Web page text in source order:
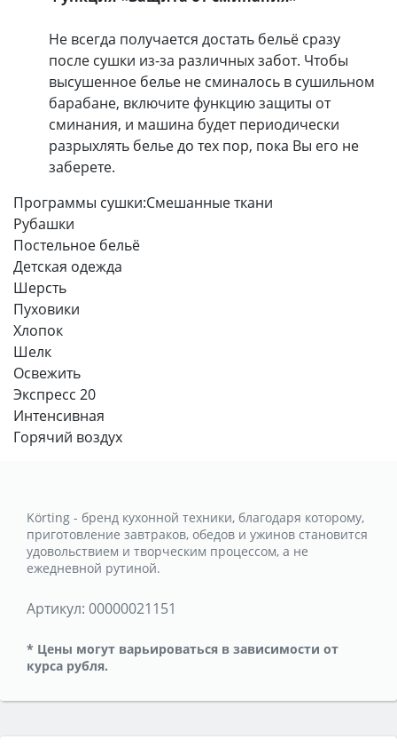
Не всегда получается достать бельё сразу
после сушки из-за различных забот. Чтобы
высушенное белье не сминалось в сушильном
барабане, включите функцию защиты от
сминания, и машина будет периодически
разрыхлять белье до тех пор, пока Вы его не
заберете.
Программы сушки:Смешанные ткани
Рубашки
Постельное бельё
Детская одежда
Шерсть
Пуховики
Хлопок
Шелк
Освежить
Экспресс 20
Интенсивная
Горячий воздух
Körting - бренд кухонной техники, благодаря которому,
приготовление завтраков, обедов и ужинов становится
удовольствием и творческим процессом, а не
ежедневной рутиной.
Артикул: 00000021151
* Цены могут варьироваться в зависимости от
курса рубля.